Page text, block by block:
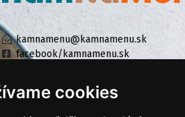
cookies
kamnamenu@kamnamenu.sk
facebook/kamnamenu.sk